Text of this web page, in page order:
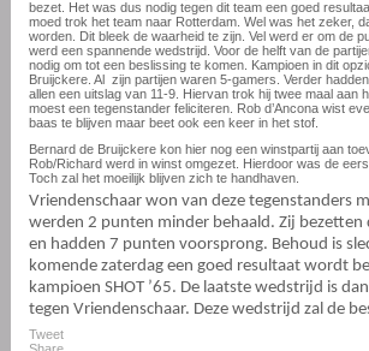
bezet. Het was dus nodig tegen dit team een goed
moed trok het team naar Rotterdam. Wel was het zeker,
worden. Dit bleek de waarheid te zijn. Vel werd er om de
werd een spannende wedstrijd. Voor de helft van de
nodig om tot een beslissing te komen. Kampioen in dit
Bruijckere. Al zijn partijen waren 5-gamers. Verder
allen een uitslag van 11-9. Hiervan trok hij twee maal aan
moest een tegenstander feliciteren. Rob d’Ancona wist
baas te blijven maar beet ook een keer in het stof.
Bernard de Bruijckere kon hier nog een winstpartij aan
Rob/Richard werd in winst omgezet. Hierdoor was de
Toch zal het moeilijk blijven zich te handhaven.
Vriendenschaar won van deze tegenstanders
werden 2 punten minder behaald. Zij bezetten
en hadden 7 punten voorsprong. Behoud is
komende zaterdag een goed resultaat wordt
kampioen SHOT ’65. De laatste wedstrijd is
tegen Vriendenschaar. Deze wedstrijd zal de
Tweet